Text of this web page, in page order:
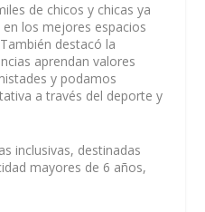
de chicos y chicas ya
los mejores espacios
destacó la
aprendan valores
y podamos
a través del deporte y
inclusivas, destinadas
mayores de 6 años,